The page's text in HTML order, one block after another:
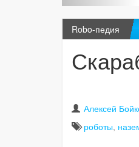
Robo-педия
Алексей
роботы,